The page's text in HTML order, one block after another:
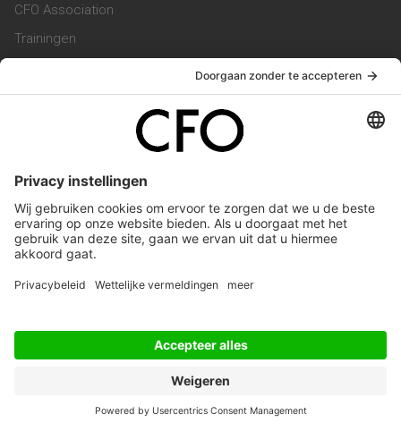
CFO Association
Trainingen
Vacatures
Service & Contact
Werken bij ons
Privacy Statement
Algemene Voorwaarden